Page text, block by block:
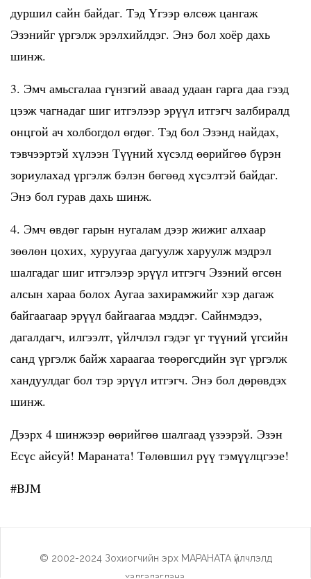
дуршил сайн байдаг. Тэд Үгээр өлсөж цангаж
Эзэнийг үргэлж эрэлхийлдэг. Энэ бол хоёр дахь
шинж.
3. Эмч амьсгалаа гүнзгий аваад удаан гарга даа гээд
цээж чагнадаг шиг итгэлээр эрүүл итгэгч залбиралд
онцгой ач холбогдол өгдөг. Тэд бол Эзэнд найдах,
тэвчээртэй хүлээн Түүний хүсэлд өөрийгөө бүрэн
зориулахад үргэлж бэлэн бөгөөд хүсэлтэй байдаг.
Энэ бол гурав дахь шинж.
4. Эмч өвдөг гарын нугалам дээр жижиг алхаар
зөөлөн цохих, хуруугаа дагуулж харуулж мэдрэл
шалгадаг шиг итгэлээр эрүүл итгэгч Эзэний өгсөн
алсын хараа болох Аугаа захирамжийг хэр дагаж
байгаагаар эрүүл байгаагаа мэддэг. Сайнмэдээ,
дагалдагч, илгээлт, үйлчлэл гэдэг үг түүний үгсийн
санд үргэлж байж хараагаа төөрөгсдийн зүг үргэлж
хандуулдаг бол тэр эрүүл итгэгч. Энэ бол дөрөвдэх
шинж.
Дээрх 4 шинжээр өөрийгөө шалгаад үзээрэй. Эзэн
Есүс айсуй! Мараната! Төлөвшил рүү тэмүүлцгээе!
#BJM
© 2002-2024 Зохиогчийн эрх МАРАНАТА үйлчлэлд